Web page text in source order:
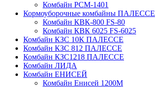
Комбайн РСМ-1401
Кормоуборочные комбайны ПАЛЕССЕ
Комбайн КВК-800 FS-80
Комбайн КВК 6025 FS-6025
Комбайн КЗС 10К ПАЛЕССЕ
Комбайн КЗС 812 ПАЛЕССЕ
Комбайн КЗС1218 ПАЛЕССЕ
Комбайн ЛИДА
Комбайн ЕНИСЕЙ
Комбайн Енисей 1200М